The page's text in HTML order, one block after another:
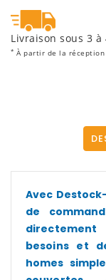
Livraison sous 3 à
* À partir de la
Avec
de
besoins et
homes